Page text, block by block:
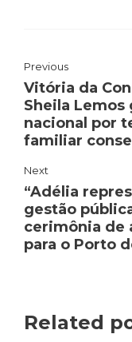
Previous
Vitória da
Sheila Lemos
nacional por
familiar
Next
“Adélia
gestão
cerimônia de
para o Porto
Related